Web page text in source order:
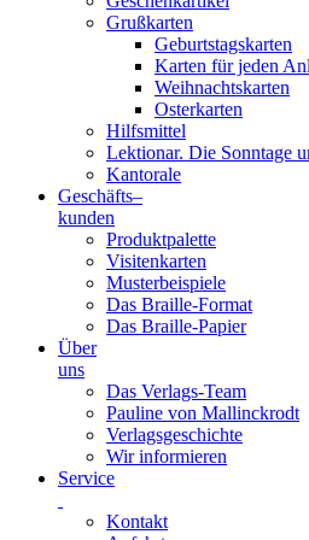
Grußkarten
Geburtstagskarten
Karten für jeden
Weihnachtskarten
Osterkarten
Hilfsmittel
Lektionar. Die Sonntage
Kantorale
Geschäfts­–
kunden
Produktpalette
Visitenkarten
Musterbeispiele
Das Braille-Format
Das Braille-Papier
Über
uns
Das Verlags-Team
Pauline von Mallinckrodt
Verlagsgeschichte
Wir informieren
Service
Kontakt